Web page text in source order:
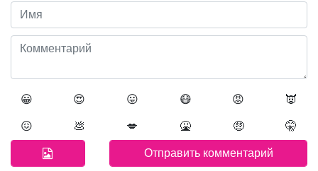
😀 😍 😛 😷 😡 👿
😖 💩 💋 🤮 🤑 🤫